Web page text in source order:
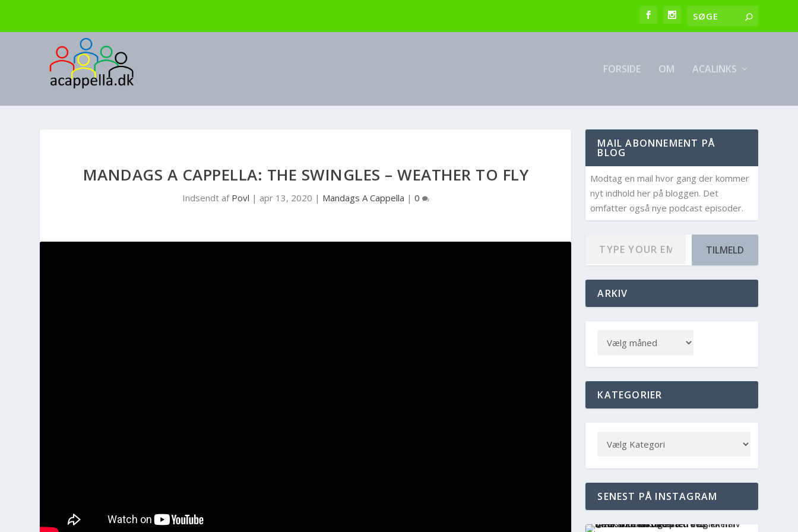
FORSIDE OM ACALINKS
MANDAGS A CAPPELLA: THE SWINGLES – WEATHER TO FLY
Indsendt af Povl | apr 13, 2020 | Mandags A Cappella | 0
MAIL ABONNEMENT PÅ
BLOG
Modtag en mail hvor gang der kommer
nyt indhold her på bloggen. Det
omfatter også nye podcast episoder.
TILMELD
ARKIV
KATEGORIER
SENEST PÅ INSTAGRAM